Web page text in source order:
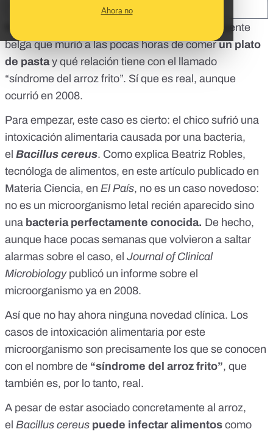
Ahora no
Nos habéis preguntado por el caso del
adolescente
belga que murióa las pocas horas de comerun plato
de pastay qué relación tiene con el llamado
“síndrome del arroz frito”. Sí que es real, aunque
ocurrió en 2008.
Para empezar, este caso es cierto: el chico sufrió una
intoxicación alimentaria causada por una bacteria,
el Bacillus cereus. Como explica Beatriz Robles,
tecnóloga de alimentos, en este artículo publicado en
Materia Ciencia, en El País, no es un caso novedoso:
no es un microorganismo letal recién aparecido sino
una bacteria perfectamente conocida. De hecho,
aunque hace pocas semanas que volvieron a saltar
alarmas sobre el caso, el Journal of Clinical
Microbiologypublicó un informe sobre el
microorganismo ya en 2008.
Así que no hay ahora ninguna novedad clínica. Los
casos de intoxicación alimentaria por este
microorganismo son precisamente los que se conocen
con el nombre de “síndrome del arroz frito”, que
también es, por lo tanto, real.
A pesar de estar asociado concretamente al arroz,
el Bacillus cereus puede infectar alimentos como